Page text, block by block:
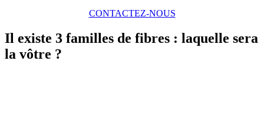
CONTACTEZ-NOUS
Il existe 3 familles de fibres : laquelle sera
la vôtre ?